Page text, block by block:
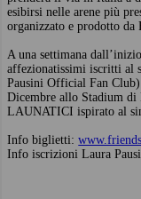
esibirsi nelle arene più
organizzato e prodotto da
A una settimana
affezionatissimi iscritti al
Pausini Official Fan
Dicembre allo Stadium
LAUNATICI ispirato al
Info biglietti:
Info iscrizioni Laura